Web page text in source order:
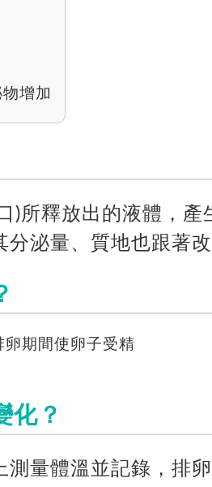
增加
)所釋放出的液體，產
泌量、質地也跟著改
期間使卵子受精
化？
量體溫並記錄，排